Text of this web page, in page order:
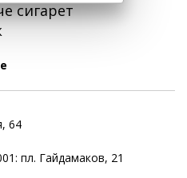
сигарет
64
пл. Гайдамаков, 21